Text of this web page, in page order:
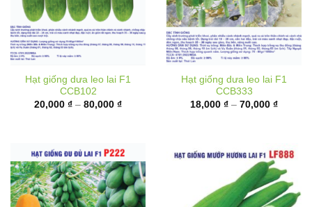
Hạt giống dưa leo lai F1
CCB102
20,000 ₫ – 80,000 ₫Khoảng
80,000 ₫
Hạt giống dưa leo lai F1
CCB333
18,000 ₫ – 70,000 ₫Khoảng
70,000